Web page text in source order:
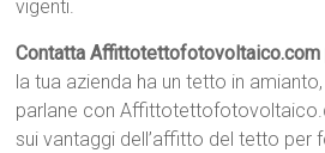
vigenti.
Contatta
la tua azienda ha un tetto in
parlane con
sui vantaggi dell’affitto del tetto per